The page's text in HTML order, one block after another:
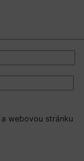
webovou stránku